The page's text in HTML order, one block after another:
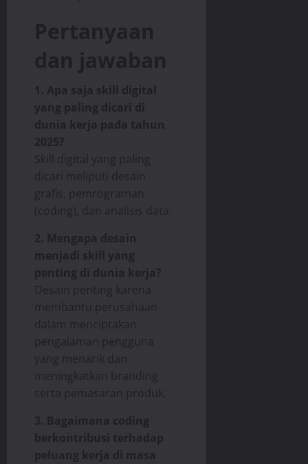
Pertanyaan
dan jawaban
1. Apa saja skill digital
yang paling dicari di
dunia kerja pada tahun
2025?
Skill digital yang paling
dicari meliputi desain
grafis, pemrograman
(coding), dan analisis data.
2. Mengapa desain
menjadi skill yang
penting di dunia kerja?
Desain penting karena
membantu perusahaan
dalam menciptakan
pengalaman pengguna
yang menarik dan
meningkatkan branding
serta pemasaran produk.
3. Bagaimana coding
berkontribusi terhadap
peluang kerja di masa